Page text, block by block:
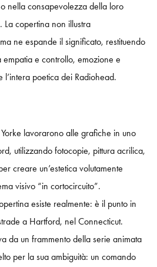
nella consapevolezza della loro
copertina non illustra
ne espande il significato, restituendo
empatia e controllo, emozione e
l’intera poetica dei Radiohead.
lavorarono alle grafiche in uno
utilizzando fotocopie, pittura acrilica,
creare un’estetica volutamente
visivo “in cortocircuito”.
esiste realmente: è il punto in
a Hartford, nel Connecticut.
da un frammento della serie animata
per la sua ambiguità: un comando